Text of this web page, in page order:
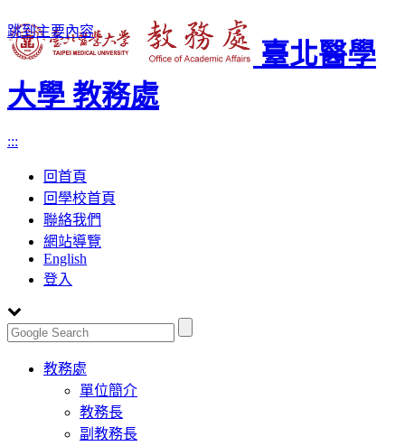
跳到主要內容
臺北醫學
大學 教務處
:::
回首頁
回學校首頁
聯絡我們
網站導覽
English
登入
Toggle
navigation
教務處
單位簡介
教務長
副教務長